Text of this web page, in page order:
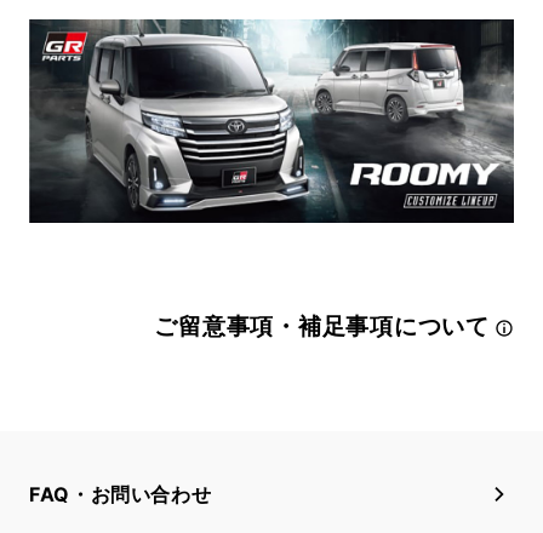
ご留意事項・補足事項について
FAQ・お問い合わせ